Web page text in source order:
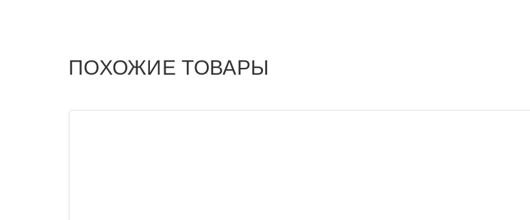
ПОХОЖИЕ ТОВАРЫ